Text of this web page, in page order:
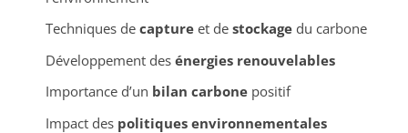
Techniques de captureet de stockagedu carbone
Développement des énergies renouvelables
Importance d’un bilan carbonepositif
Impact des politiques environnementales